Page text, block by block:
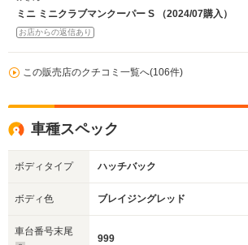
ミニ ミニクラブマンクーパー S （2024/07購入）
お店からの返信あり
この販売店のクチコミ一覧へ(106件)
車種スペック
ボディタイプ ハッチバック
ボディ色 ブレイジングレッド
車台番号末尾
999